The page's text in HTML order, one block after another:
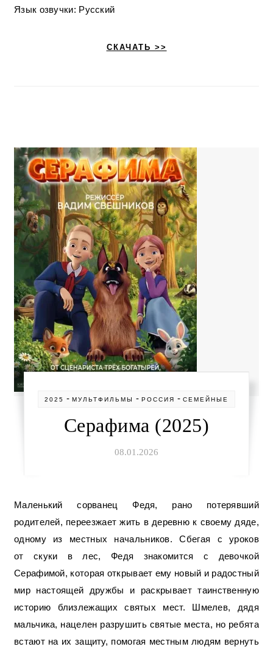
Язык озвучки: Русский
СКАЧАТЬ >>
2025 - МУЛЬТФИЛЬМЫ - РОССИЯ - СЕМЕЙНЫЕ
Серафима (2025)
08.01.2026
Маленький сорванец Федя, рано потерявший
родителей, переезжает жить в деревню к своему дяде,
одному из местных начальников. Сбегая с уроков
от скуки в лес, Федя знакомится с девочкой
Серафимой, которая открывает ему новый и радостный
мир настоящей дружбы и раскрывает таинственную
историю близлежащих святых мест. Шмелев, дядя
мальчика, нацелен разрушить святые места, но ребята
встают на их защиту, помогая местным людям вернуть